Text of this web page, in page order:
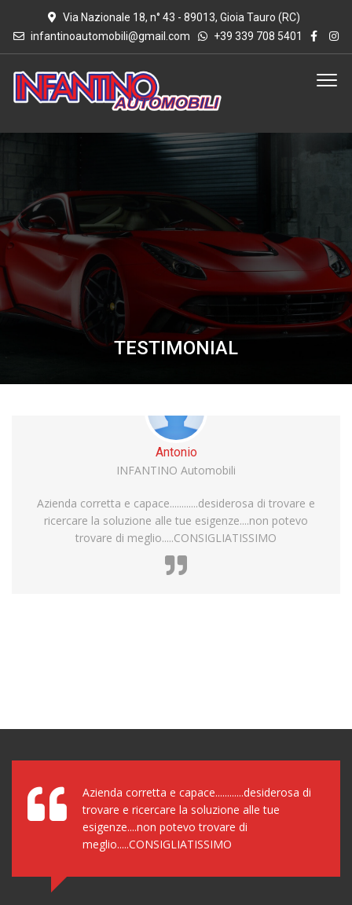
Via Nazionale 18, n° 43 - 89013, Gioia Tauro (RC)
infantinoautomobili@gmail.com
+39 339 708 5401
TESTIMONIAL
Antonio
INFANTINO Automobili
Azienda corretta e capace............desiderosa di trovare e
ricercare la soluzione alle tue esigenze....non potevo
trovare di meglio.....CONSIGLIATISSIMO
Azienda corretta e capace............desiderosa di
trovare e ricercare la soluzione alle tue
esigenze....non potevo trovare di
meglio.....CONSIGLIATISSIMO